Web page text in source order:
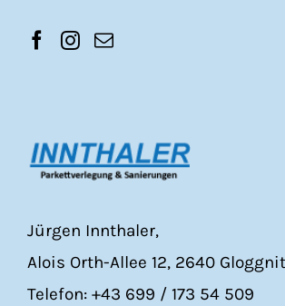
Jürgen Innthaler,
Alois Orth-Allee 12, 2640
Telefon: +43 699 / 173 54 509